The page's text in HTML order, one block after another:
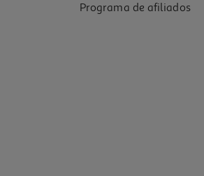
Programa de afiliados